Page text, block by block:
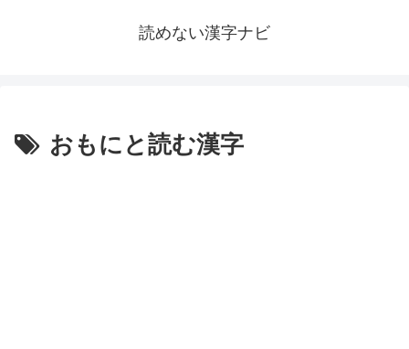
読めない漢字ナビ
おもにと読む漢字